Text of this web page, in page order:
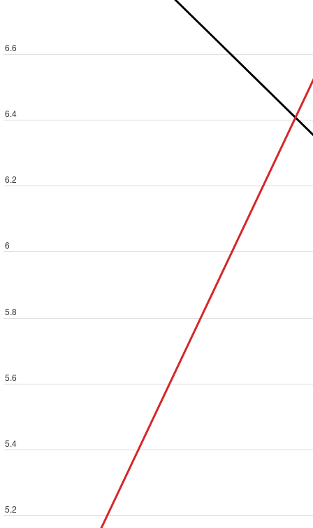
5.2
5.4
5.6
5.8
6
6.2
6.4
6.6